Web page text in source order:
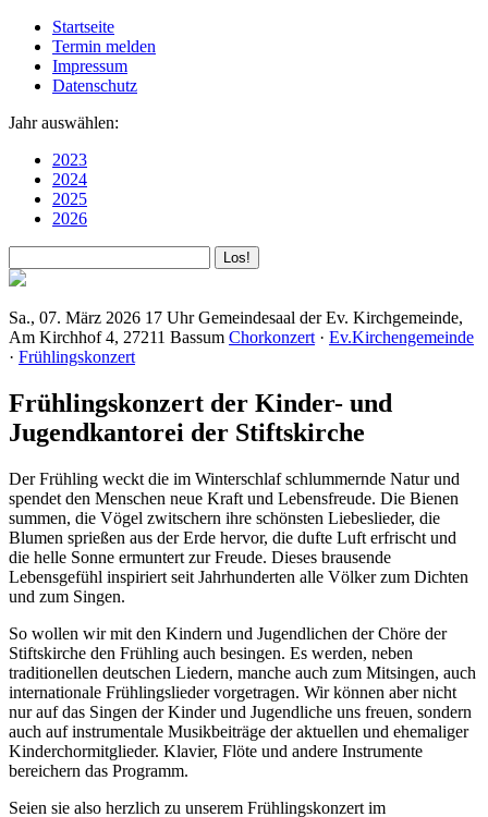
Startseite
Termin melden
Impressum
Datenschutz
Jahr auswählen:
2023
2024
2025
2026
Sa., 07. März 2026 17 Uhr Gemeindesaal der Ev. Kirchgemeinde,
Am Kirchhof 4, 27211 Bassum Chorkonzert · Ev.Kirchengemeinde
· Frühlingskonzert
Frühlingskonzert der Kinder- und
Jugendkantorei der Stiftskirche
Der Frühling weckt die im Winterschlaf schlummernde Natur und
spendet den Menschen neue Kraft und Lebensfreude. Die Bienen
summen, die Vögel zwitschern ihre schönsten Liebeslieder, die
Blumen sprießen aus der Erde hervor, die dufte Luft erfrischt und
die helle Sonne ermuntert zur Freude. Dieses brausende
Lebensgefühl inspiriert seit Jahrhunderten alle Völker zum Dichten
und zum Singen.
So wollen wir mit den Kindern und Jugendlichen der Chöre der
Stiftskirche den Frühling auch besingen. Es werden, neben
traditionellen deutschen Liedern, manche auch zum Mitsingen, auch
internationale Frühlingslieder vorgetragen. Wir können aber nicht
nur auf das Singen der Kinder und Jugendliche uns freuen, sondern
auch auf instrumentale Musikbeiträge der aktuellen und ehemaliger
Kinderchormitglieder. Klavier, Flöte und andere Instrumente
bereichern das Programm.
Seien sie also herzlich zu unserem Frühlingskonzert im